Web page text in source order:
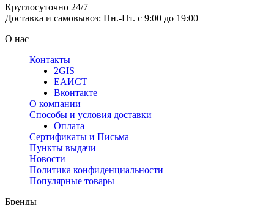
Круглосуточно 24/7
Доставка и самовывоз: Пн.-Пт. с 9:00 до 19:00
О нас
Контакты
2GIS
ЕАИСТ
Вконтакте
О компании
Способы и условия доставки
Оплата
Сертификаты и Письма
Пункты выдачи
Новости
Политика конфиденциальности
Популярные товары
Бренды